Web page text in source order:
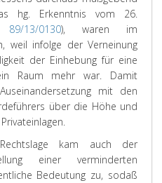
hg. Erkenntnis vom 26.
89/13/0130), waren im
weil infolge der Verneinung
der Einhebung für eine
Raum mehr war. Damit
mit den
über die Höhe und
kam auch der
einer verminderten
Bedeutung zu, sodaß